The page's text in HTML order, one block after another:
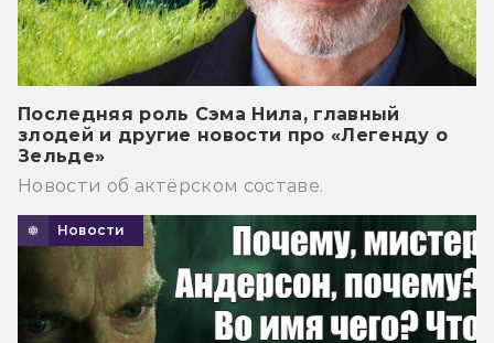
Последняя роль Сэма Нила, главный
злодей и другие новости про «Легенду о
Зельде»
Новости об актёрском составе.
Новости